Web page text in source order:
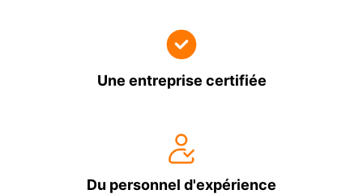
Une entreprise certifiée
Du personnel d'expérience